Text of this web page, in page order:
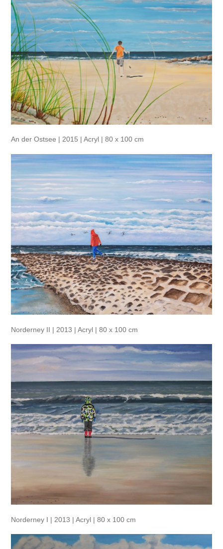
An der Ostsee | 2015 | Acryl | 80 x 100 cm
Norderney II | 2013 | Acryl | 80 x 100 cm
Norderney I | 2013 | Acryl | 80 x 100 cm